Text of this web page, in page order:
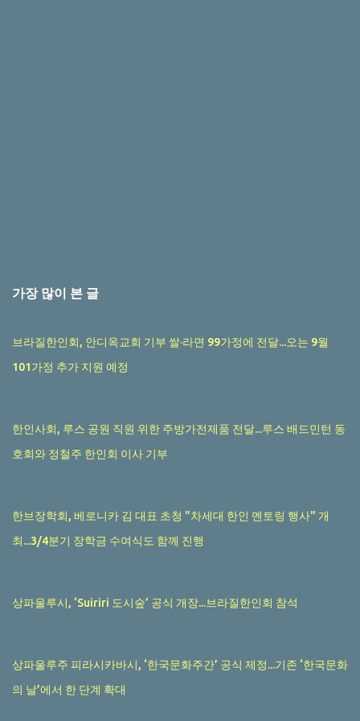
가장 많이 본 글
브라질한인회, 안디옥교회 기부 쌀·라면 99가정에 전달...오는 9월
101가정 추가 지원 예정
한인사회, 루스 공원 직원 위한 주방가전제품 전달...루스 배드민턴 동
호회와 정철주 한인회 이사 기부
한브장학회, 베로니카 김 대표 초청 "차세대 한인 멘토링 행사" 개
최...3/4분기 장학금 수여식도 함께 진행
상파울루시, ‘Suiriri 도시숲’ 공식 개장...브라질한인회 참석
상파울루주 피라시카바시, ‘한국문화주간’ 공식 제정...기존 ‘한국문화
의 날’에서 한 단계 확대